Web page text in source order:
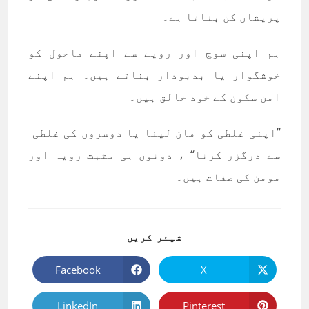
پریشان کن بناتا ہے۔
ہم اپنی سوچ اور رویے سے اپنے ماحول کو
خوشگوار یا بدبودار بناتے ہیں۔ ہم اپنے
امن سکون کے خود خالق ہیں۔
’’اپنی غلطی کو مان لینا یا دوسروں کی غلطی
سے درگزر کرنا‘‘ ، دونوں ہی مثبت رویہ اور
مومن کی صفات ہیں۔
شیئر کریںSHARE
CONTENT
Opens
in
a
new
X
Opens
in
a
new
Facebook
Pinterest
LinkedIn